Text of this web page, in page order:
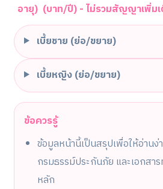
อายุ) (บาท/ปี) - ไม่รวมสัญญาเพิ่ม
เบี้ยชาย (ย่อ/ขยาย)
เบี้ยหญิง (ย่อ/ขยาย)
ข้อควรรู้
ข้อมูลหน้านี้เป็นสรุปเพื่อให้อ่านง่
กรมธรรม์ประกันภัย และเอกสา
หลัก